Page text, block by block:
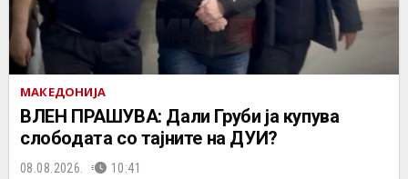
МАКЕДОНИЈА
ВЛЕН ПРАШУВА: Дали Груби ја купува
слободата со тајните на ДУИ?
08.08.2026. 10:41